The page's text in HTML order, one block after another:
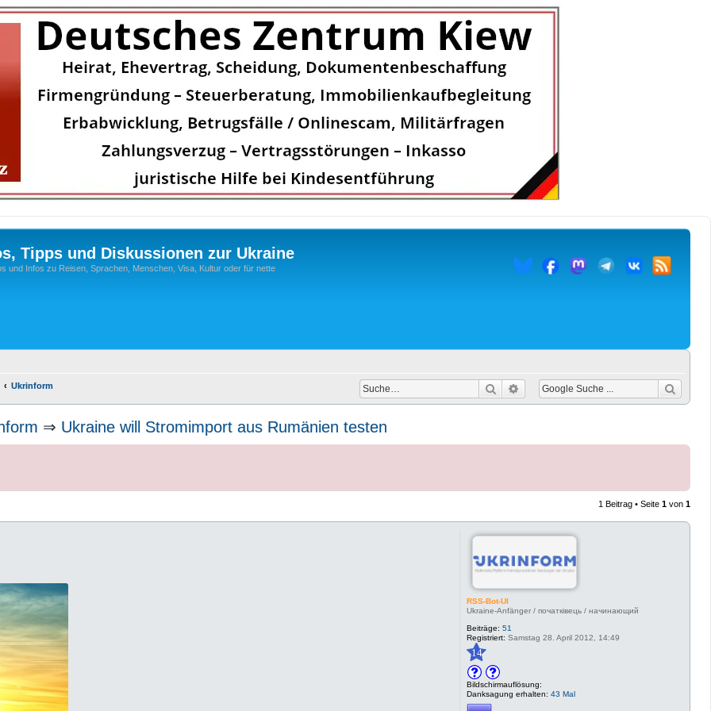
Tipps und Diskussionen zur Ukraine
und Infos zu Reisen, Sprachen, Menschen, Visa, Kultur oder für nette
Ukrinform Suche Erweiterte Suche
⇒ Ukraine will Stromimport aus Rumänien testen
1 Beitrag • Seite 1 von 1
RSS-Bot-UI
Ukraine-Anfänger / початківець / начинающий
Beiträge: 51
Registriert: Samstag 28. April 2012, 14:49
14
Bildschirmauflösung:
Danksagung erhalten: 43 Mal